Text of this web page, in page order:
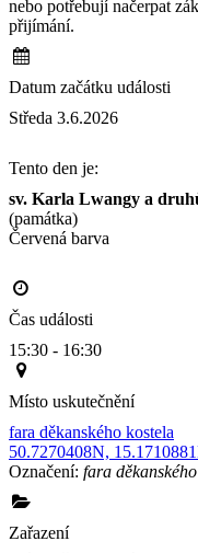
nebo potřebují načerpat
přijímání.
Datum začátku události
Středa 3.6.2026
Tento den je:
sv. Karla Lwangy a
(památka)
Čas události
15:30 - 16:30
Místo uskutečnění
fara děkanského kostela
50.7270408N,
Označení: fara
Zařazení